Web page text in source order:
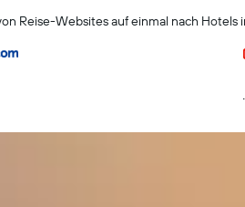
Reise-Websites auf einmal nach Hotels